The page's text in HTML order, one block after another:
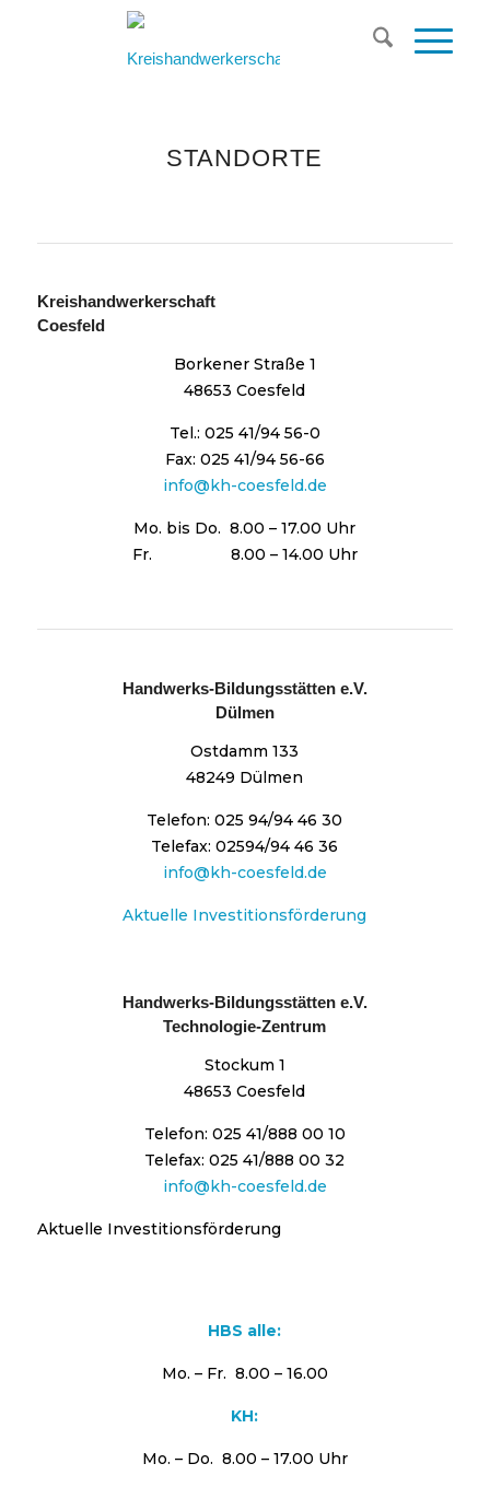
STANDORTE
Kreishandwerkerschaft
Coesfeld
Borkener Straße 1
48653 Coesfeld
Tel.: 025 41/94 56-0
Fax: 025 41/94 56-66
info@kh-coesfeld.de
Mo. bis Do. 8.00 – 17.00 Uhr
Fr. 8.00 – 14.00 Uhr
Handwerks-Bildungsstätten e.V.
Dülmen
Ostdamm 133
48249 Dülmen
Telefon: 025 94/94 46 30
Telefax: 02594/94 46 36
info@kh-coesfeld.de
Aktuelle Investitionsförderung
Handwerks-Bildungsstätten e.V.
Technologie-Zentrum
Stockum 1
48653 Coesfeld
Telefon: 025 41/888 00 10
Telefax: 025 41/888 00 32
info@kh-coesfeld.de
Aktuelle Investitionsförderung
HBS alle:
Mo. – Fr. 8.00 – 16.00
KH:
Mo. – Do. 8.00 – 17.00 Uhr